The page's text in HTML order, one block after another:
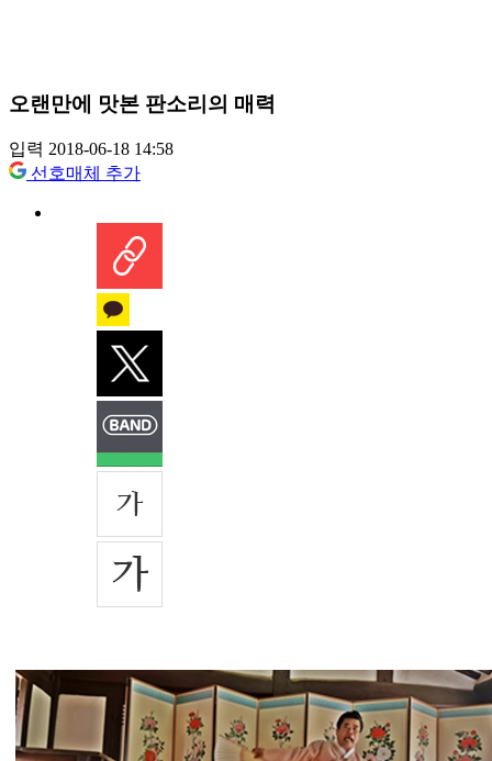
오랜만에 맛본 판소리의 매력
입력 2018-06-18 14:58
선호매체 추가